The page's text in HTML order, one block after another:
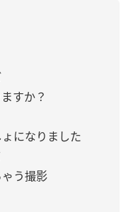
すか？
になりました
う撮影